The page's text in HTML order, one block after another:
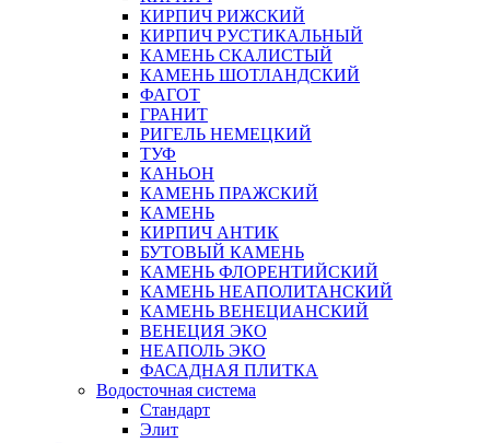
КИРПИЧ РИЖСКИЙ
КИРПИЧ РУСТИКАЛЬНЫЙ
КАМЕНЬ СКАЛИСТЫЙ
КАМЕНЬ ШОТЛАНДСКИЙ
ФАГОТ
ГРАНИТ
РИГЕЛЬ НЕМЕЦКИЙ
ТУФ
КАНЬОН
КАМЕНЬ ПРАЖСКИЙ
КАМЕНЬ
КИРПИЧ АНТИК
БУТОВЫЙ КАМЕНЬ
КАМЕНЬ ФЛОРЕНТИЙСКИЙ
КАМЕНЬ НЕАПОЛИТАНСКИЙ
КАМЕНЬ ВЕНЕЦИАНСКИЙ
ВЕНЕЦИЯ ЭКО
НЕАПОЛЬ ЭКО
ФАСАДНАЯ ПЛИТКА
Водосточная система
Стандарт
Элит